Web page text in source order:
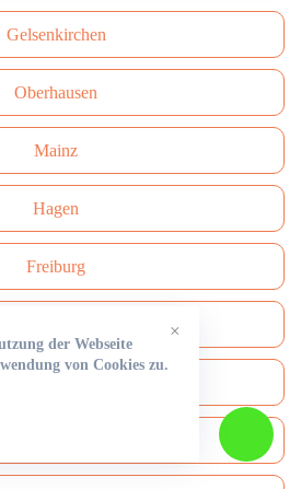
Gelsenkirchen
Oberhausen
Mainz
Hagen
Freiburg
×
der Webseite
von Cookies zu.